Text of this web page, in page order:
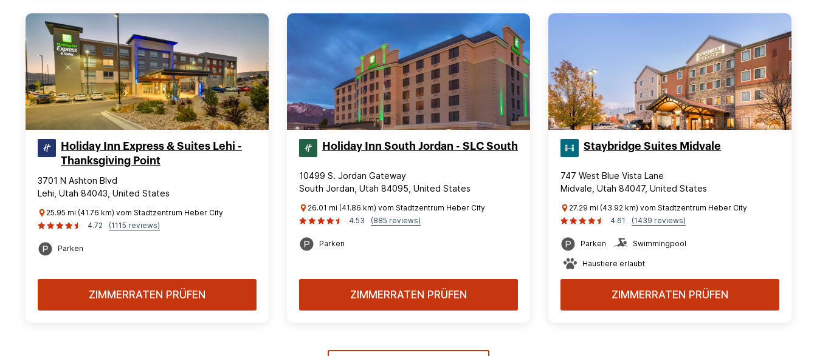
Holiday Inn Express & Suites Lehi -
Thanksgiving Point
3701 N Ashton Blvd
Lehi, Utah 84043, United States
25.95 mi (41.76 km) vom Stadtzentrum Heber City
4.72
(1115 reviews)
Parken
ZIMMERRATEN PRÜFEN
Holiday Inn South Jordan - SLC South
10499 S. Jordan Gateway
South Jordan, Utah 84095, United States
26.01 mi (41.86 km) vom Stadtzentrum Heber City
4.53
(885 reviews)
Parken
ZIMMERRATEN PRÜFEN
Staybridge Suites Midvale
747 West Blue Vista Lane
Midvale, Utah 84047, United States
27.29 mi (43.92 km) vom Stadtzentrum Heber City
4.61
(1439 reviews)
Parken Swimmingpool
Haustiere erlaubt
ZIMMERRATEN PRÜFEN